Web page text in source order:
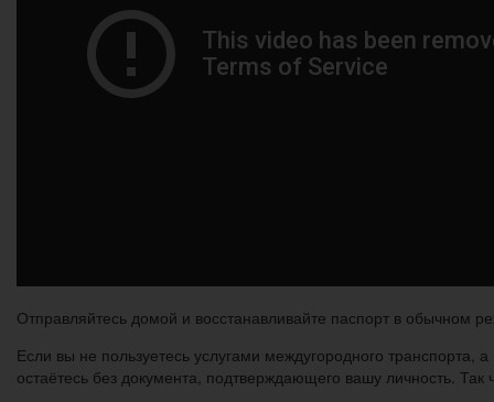
Отправляйтесь домой и восстанавливайте паспорт в обычном
Если вы не пользуетесь услугами междугородного
остаётесь без документа, подтверждающего вашу личность.